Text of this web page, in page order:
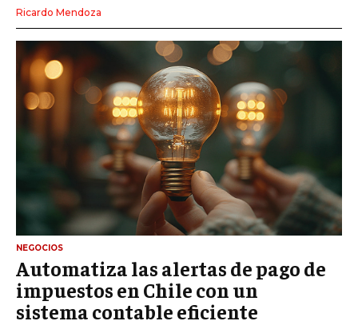
Ricardo Mendoza
NEGOCIOS
Automatiza las alertas de pago de
impuestos en Chile con un
sistema contable eficiente